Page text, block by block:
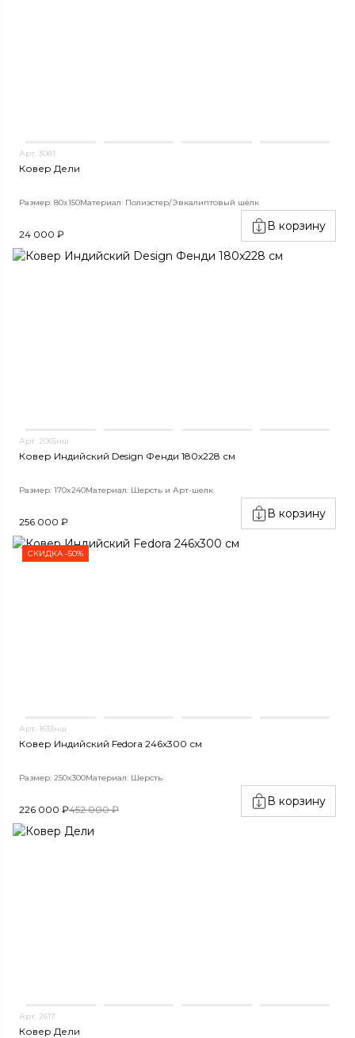
Арт. 3081
Ковер Дели
Размер: 80x150Материал: Полиэстер/Эвкалиптовый шёлк
24 000 ₽
В корзину
Арт. 2065нш
Ковер Индийский Design Фенди 180x228 см
Размер: 170x240Материал: Шерсть и Арт-шелк
256 000 ₽
В корзину
СКИДКА -50%
Арт. 1633нш
Ковер Индийский Fedora 246x300 см
Размер: 250x300Материал: Шерсть
226 000 ₽452 000 ₽
В корзину
Арт. 2617
Ковер Дели